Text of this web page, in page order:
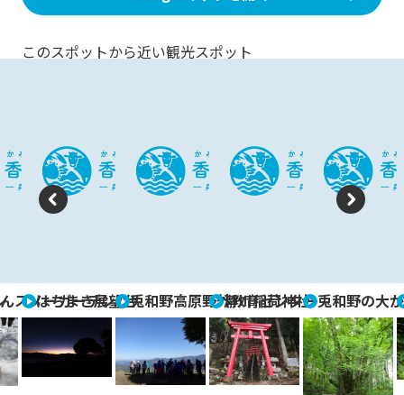
このスポットから近い観光スポット
vi
o
u
s
xt
スノーガーデン
はちまき展望台兎和野高原野外教育センター
瀞川稲荷神社 兎和野の大